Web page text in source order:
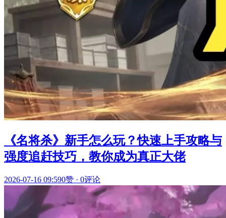
《名将杀》新手怎么玩？快速上手攻略与
强度追赶技巧，教你成为真正大佬
2026-07-16 09:590赞 · 0评论